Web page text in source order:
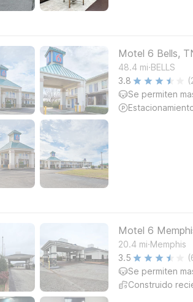
Motel 6 Bells,
48.4 mi.BELLS
3.8
Se permiten
Motel 6
20.4 mi.Memphis
3.5
Se permiten
Construido